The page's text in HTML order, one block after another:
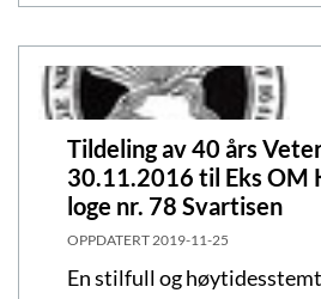
Tildeling av 40 års
30.11.2016 til Eks OM
loge nr. 78 Svartisen
OPPDATERT 2019-11-25
En stilfull og